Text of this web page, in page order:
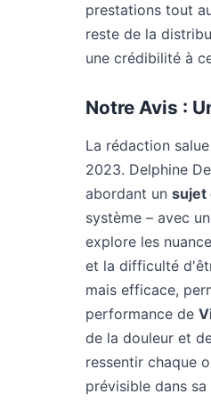
prestations tout
reste de la
une crédibilité à
Notre Avis :
La rédaction salue
2023. Delphine
abordant un sujet
système – avec
explore les
et la difficulté
mais efficace,
performance de
de la douleur et
ressentir chaque
prévisible dans